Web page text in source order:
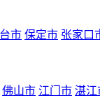
市 保定市 张家口
佛山市 江门市 湛江